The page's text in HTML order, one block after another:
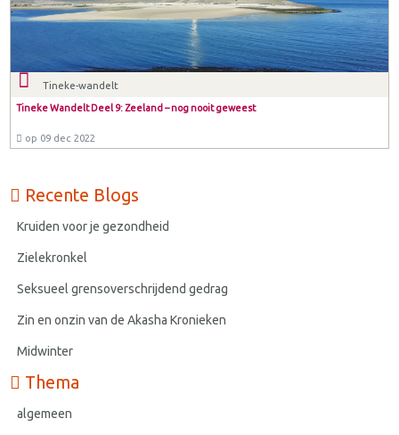
Tineke-wandelt
Tineke Wandelt Deel 9: Zeeland – nog nooit geweest
op 09 dec 2022
Recente Blogs
Kruiden voor je gezondheid
Zielekronkel
Seksueel grensoverschrijdend gedrag
Zin en onzin van de Akasha Kronieken
Midwinter
Thema
algemeen